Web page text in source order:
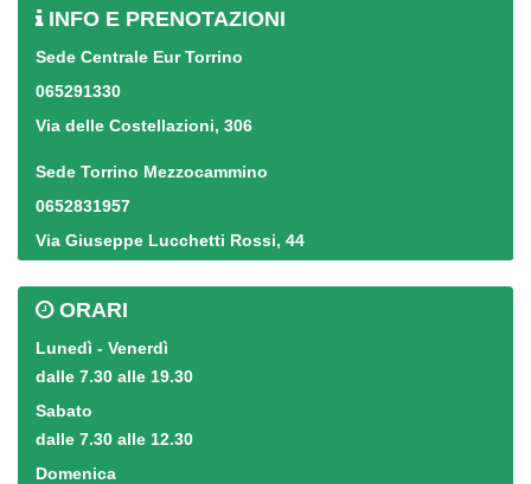
INFO E PRENOTAZIONI
Sede Centrale Eur Torrino
065291330
Via delle Costellazioni, 306
Sede Torrino Mezzocammino
0652831957
Via Giuseppe Lucchetti Rossi, 44
ORARI
Lunedì - Venerdì
dalle 7.30 alle 19.30
Sabato
dalle 7.30 alle 12.30
Domenica